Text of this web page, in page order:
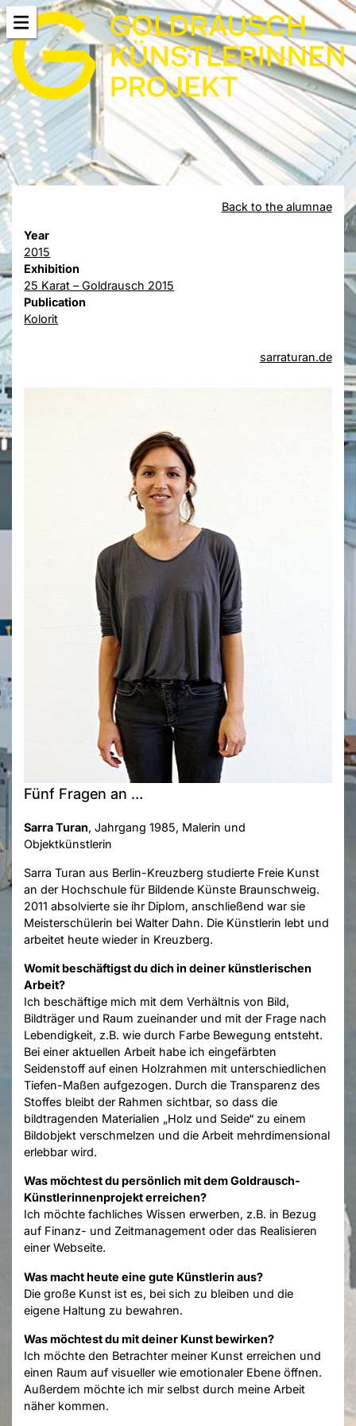
Back to the alumnae
Year
2015
Exhibition
25 Karat – Goldrausch 2015
Publication
Kolorit
sarraturan.de
Fünf Fragen an …
Sarra Turan, Jahrgang 1985, Malerin und
Objektkünstlerin
Sarra Turan aus Berlin-Kreuzberg studierte Freie Kunst
an der Hochschule für Bildende Künste Braunschweig.
2011 absolvierte sie ihr Diplom, anschließend war sie
Meisterschülerin bei Walter Dahn. Die Künstlerin lebt und
arbeitet heute wieder in Kreuzberg.
Womit beschäftigst du dich in deiner künstlerischen
Arbeit?
Ich beschäftige mich mit dem Verhältnis von Bild,
Bildträger und Raum zueinander und mit der Frage nach
Lebendigkeit, z.B. wie durch Farbe Bewegung entsteht.
Bei einer aktuellen Arbeit habe ich eingefärbten
Seidenstoff auf einen Holzrahmen mit unterschiedlichen
Tiefen-Maßen aufgezogen. Durch die Transparenz des
Stoffes bleibt der Rahmen sichtbar, so dass die
bildtragenden Materialien „Holz und Seide“ zu einem
Bildobjekt verschmelzen und die Arbeit mehrdimensional
erlebbar wird.
Was möchtest du persönlich mit dem Goldrausch-
Künstlerinnenprojekt erreichen?
Ich möchte fachliches Wissen erwerben, z.B. in Bezug
auf Finanz- und Zeitmanagement oder das Realisieren
einer Webseite.
Was macht heute eine gute Künstlerin aus?
Die große Kunst ist es, bei sich zu bleiben und die
eigene Haltung zu bewahren.
Was möchtest du mit deiner Kunst bewirken?
Ich möchte den Betrachter meiner Kunst erreichen und
einen Raum auf visueller wie emotionaler Ebene öffnen.
Außerdem möchte ich mir selbst durch meine Arbeit
näher kommen.